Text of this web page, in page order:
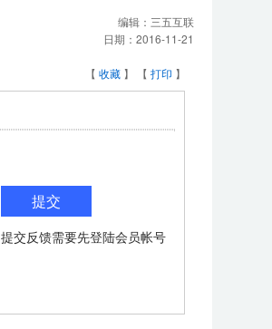
编辑： 三五互联
日期： 2016-11-21
【 收藏 】 【 打印 】
提交反馈需要先登陆会员帐号